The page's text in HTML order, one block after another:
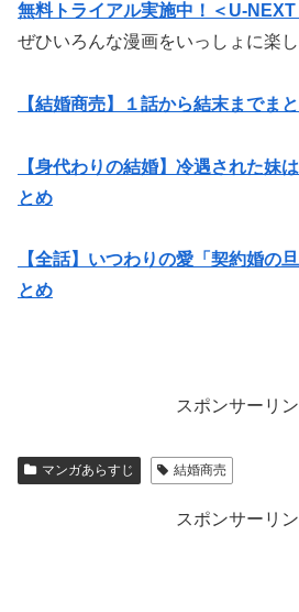
無料トライアル実施中！＜U-NEXT
ぜひいろんな漫画をいっしょに楽し
【結婚商売】１話から結末までま
【身代わりの結婚】冷遇された妹
とめ
【全話】いつわりの愛「契約婚の
とめ
スポンサーリ
マンガあらすじ 結婚商売
スポンサーリ